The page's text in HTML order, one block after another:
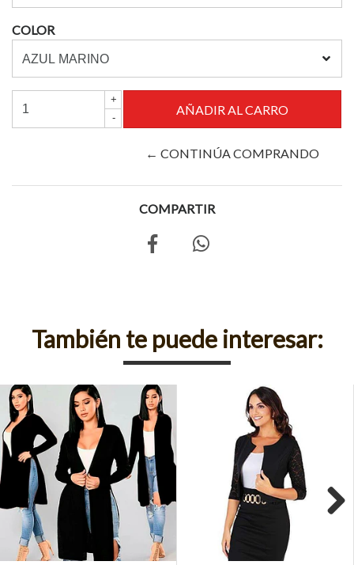
COLOR
+
-
← CONTINÚA COMPRANDO
COMPARTIR
También te puede interesar: